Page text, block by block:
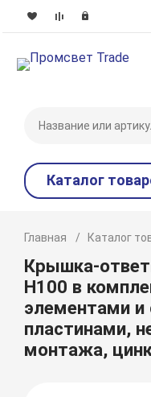
Каталог
Главная Каталог
Крышка-
Н100 в
элементами
пластинами,
монтажа,